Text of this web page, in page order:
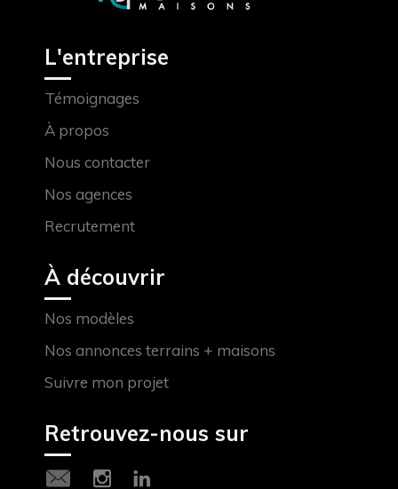
L'entreprise
Témoignages
À propos
Nous contacter
Nos agences
Recrutement
À découvrir
Nos modèles
Nos annonces terrains + maisons
Suivre mon projet
Retrouvez-nous sur